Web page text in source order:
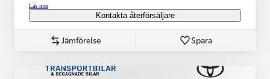
Läs mer
Kontakta återförsäljare
Jämförelse Spara